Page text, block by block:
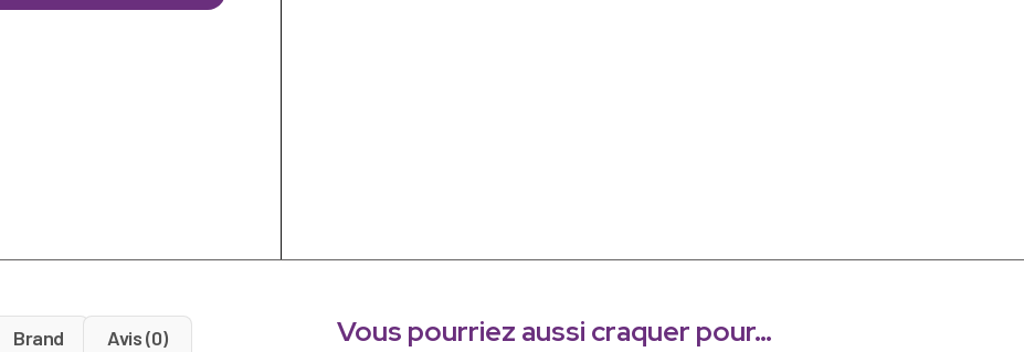
Brand Avis (0) Vous pourriez aussi craquer pour…